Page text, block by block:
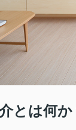
とは何